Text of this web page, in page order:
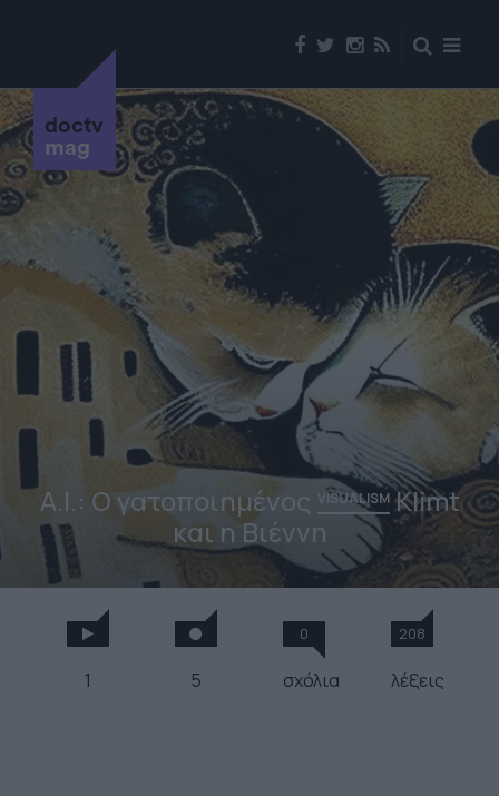
doctv
mag
A.I.: Ο γατοποιημένος VISUALISMKlimt
και η Βιέννη
1 5
0
σχόλια
208
λέξεις